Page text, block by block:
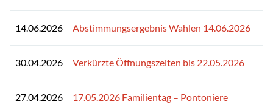
14.06.2026 Abstimmungsergebnis Wahlen 14.06.2026
30.04.2026 Verkürzte Öffnungszeiten bis 22.05.2026
27.04.2026
17.05.2026 Familientag – Pontoniere